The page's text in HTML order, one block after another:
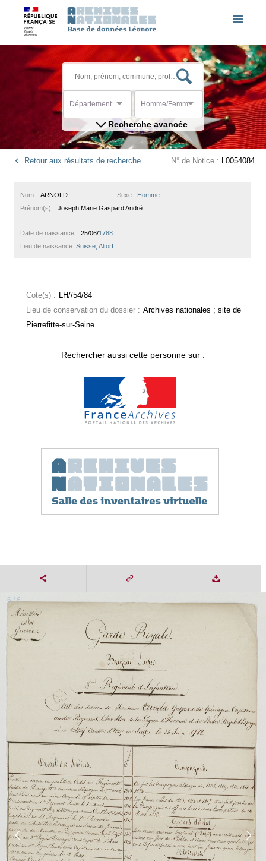
Département Homme/Femme
Recherche avancée
Retour aux résultats de recherche N° de Notice : L0054084
Sexe : Homme
Nom : ARNOLD
Prénom(s) : Joseph Marie Gaspard André
Date de naissance : 25/06/1788
Lieu de naissance :Suisse, Altorf
Cote(s) : LH//54/84
Lieu de conservation du dossier : Archives nationales ; site de
Pierrefitte-sur-Seine
Rechercher aussi cette personne sur :
6 / 6